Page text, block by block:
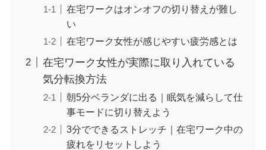
在宅ワークはオンオフの切り替えが難し
い
在宅ワーク女性が感じやすい疲労感とは
在宅ワーク女性が実際に取り入れている
気分転換方法
朝5分ベランダに出る｜眠気を減らして仕
事モードに切り替えよう
3分でできるストレッチ｜在宅ワーク中の
疲れをリセットしよう